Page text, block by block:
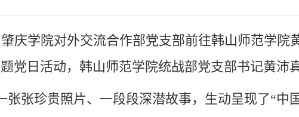
庆学院对外交流合作部党支部前往韩山师范学院
党日活动，韩山师范学院统战部党支部书记黄沛
张张珍贵照片、一段段深潜故事，生动呈现了“中